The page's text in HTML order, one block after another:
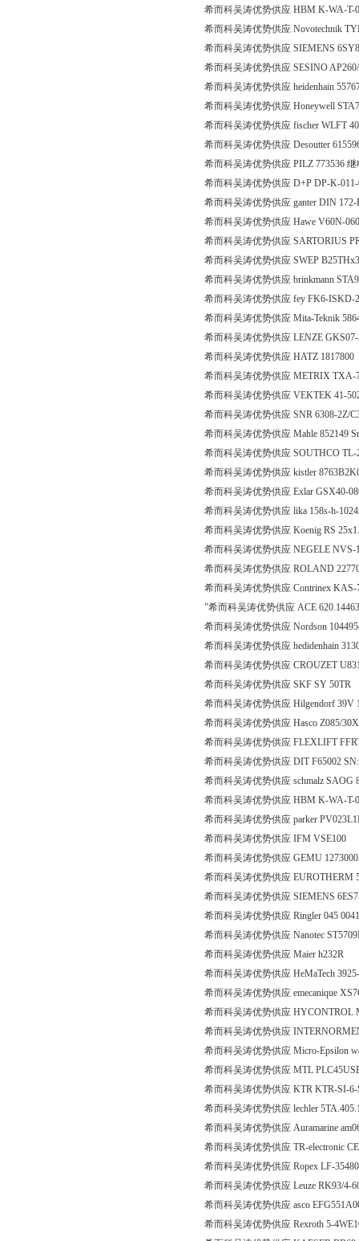
希而科吴涛优势供应 HBM K-WA-T-
希而科吴涛优势供应 Novotechnik
希而科吴涛优势供应 SIEMENS
希而科吴涛优势供应 SESINO
希而科吴涛优势供应 heidenhain
希而科吴涛优势供应 Honeywell
希而科吴涛优势供应 fischer WLFT
希而科吴涛优势供应 Desoutter
希而科吴涛优势供应 PILZ 773536 继
希而科吴涛优势供应 D+P DP-K-
希而科吴涛优势供应 ganter DIN
希而科吴涛优势供应 Hawe V60N-
希而科吴涛优势供应 SARTORIUS
希而科吴涛优势供应 SWEP
希而科吴涛优势供应 brinkmann
希而科吴涛优势供应 fey FK6-ISKD-
希而科吴涛优势供应 Mita-Teknik
希而科吴涛优势供应 LENZE
希而科吴涛优势供应 HATZ 1817800
希而科吴涛优势供应 METRIX TXA-
希而科吴涛优势供应 VEKTEK 41-
希而科吴涛优势供应 SNR 6308-2Z/
希而科吴涛优势供应 Mahle 852149
希而科吴涛优势供应 SOUTHCO TL-
希而科吴涛优势供应 kistler
希而科吴涛优势供应 Exlar GSX40-
希而科吴涛优势供应 lika 158s-h-
希而科吴涛优势供应 Koenig RS
希而科吴涛优势供应 NEGELE NVS-
希而科吴涛优势供应 ROLAND
希而科吴涛优势供应 Contrinex
"希而科吴涛优势供应 ACE
希而科吴涛优势供应 Nordson
希而科吴涛优势供应 hedidenhain
希而科吴涛优势供应 CROUZET
希而科吴涛优势供应 SKF SY 50TR
希而科吴涛优势供应 Hilgendorf 39V
希而科吴涛优势供应 Hasco Z085/
希而科吴涛优势供应 FLEXLIFT
希而科吴涛优势供应 DIT F65002
希而科吴涛优势供应 schmalz SAOG
希而科吴涛优势供应 HBM K-WA-T-
希而科吴涛优势供应 parker
希而科吴涛优势供应 IFM VSE100
希而科吴涛优势供应 GEMU
希而科吴涛优势供应 EUROTHERM
希而科吴涛优势供应 SIEMENS
希而科吴涛优势供应 Ringler 045
希而科吴涛优势供应 Nanotec
希而科吴涛优势供应 Maier h232R
希而科吴涛优势供应 HeMaTech
希而科吴涛优势供应 emecanique
希而科吴涛优势供应 HYCONTROL
希而科吴涛优势供应
希而科吴涛优势供应 Micro-Epsilon
希而科吴涛优势供应 MTL
希而科吴涛优势供应 KTR KTR-SI-6-
希而科吴涛优势供应 lechler
希而科吴涛优势供应 Auramarine
希而科吴涛优势供应 TR-electronic
希而科吴涛优势供应 Ropex LF-
希而科吴涛优势供应 Leuze RK93/4-
希而科吴涛优势供应 asco
希而科吴涛优势供应 Rexroth 5-